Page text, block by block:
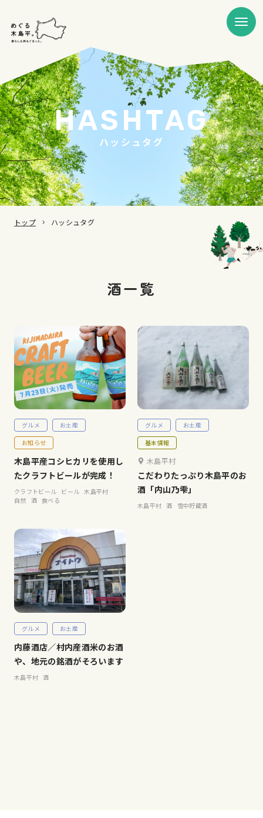
HASHTAG
ハッシュタグ
トップ ハッシュタグ
酒一覧
グルメ
お土産
お知らせ
木島平産コシヒカリを使用し
たクラフトビールが完成！
クラフトビール ビール 木島平村
自然 酒 食べる
グルメ
お土産
基本情報
木島平村
こだわりたっぷり木島平のお
酒「内山乃雫」
木島平村 酒 雪中貯蔵酒
グルメ お土産
内藤酒店／村内産酒米のお酒
や、地元の銘酒がそろいます
木島平村 酒